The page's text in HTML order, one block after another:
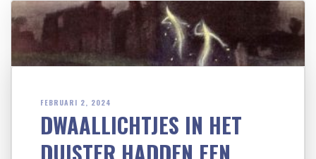
FEBRUARI 2, 2024
DWAALLICHTJES IN HET